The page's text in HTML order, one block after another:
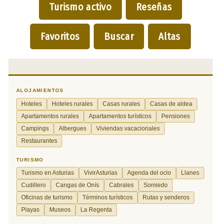
Turismo activo Reseñas
Favoritos Buscar Altas